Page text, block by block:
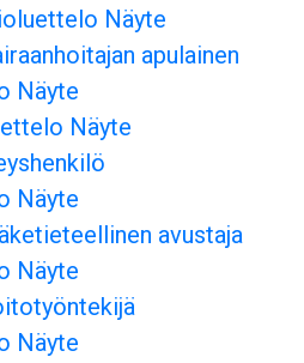
Näyte
apulainen
Näyte
Näyte
Näyte
avustaja
Näyte
Näyte